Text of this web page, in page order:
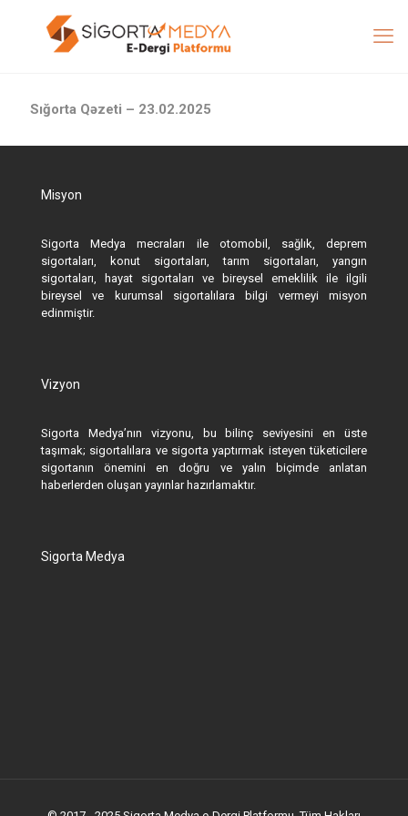
Sığorta Qəzeti – 23.02.2025
Misyon
Sigorta Medya mecraları ile otomobil, sağlık, deprem
sigortaları, konut sigortaları, tarım sigortaları, yangın
sigortaları, hayat sigortaları ve bireysel emeklilik ile ilgili
bireysel ve kurumsal sigortalılara bilgi vermeyi misyon
edinmiştir.
Vizyon
Sigorta Medya’nın vizyonu, bu bilinç seviyesini en üste
taşımak; sigortalılara ve sigorta yaptırmak isteyen tüketicilere
sigortanın önemini en doğru ve yalın biçimde anlatan
haberlerden oluşan yayınlar hazırlamaktır.
Sigorta Medya